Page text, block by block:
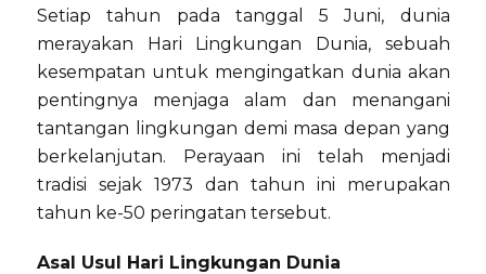
Setiap tahun pada tanggal 5 Juni, dunia
merayakan Hari Lingkungan Dunia, sebuah
kesempatan untuk mengingatkan dunia akan
pentingnya menjaga alam dan menangani
tantangan lingkungan demi masa depan yang
berkelanjutan. Perayaan ini telah menjadi
tradisi sejak 1973 dan tahun ini merupakan
tahun ke-50 peringatan tersebut.
Asal Usul Hari Lingkungan Dunia